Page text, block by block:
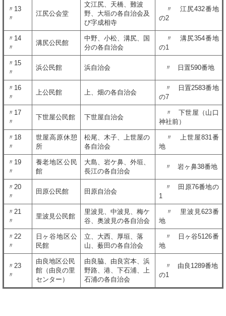
〃13
〃
江尻公会堂
文江尻、天橋、難波
野、大垣の各自治会及
び字成相寺
〃 江尻432番地
の2
〃14
〃
溝尻公民館
中野、小松、溝尻、国
分の各自治会
〃 溝尻354番地
の1
〃15
〃
浜公民館 浜自治会 〃 日置590番地
〃16
〃
上公民館 上、畑の各自治会
〃 日置2583番地
の7
〃17
〃
下世屋公民館 下世屋自治会
〃 下世屋（山口
神社前）
〃18
〃
世屋高原休憩
所
松尾、木子、上世屋の
各自治会
〃 上世屋831番
地
〃19
〃
養老地区公民
館
大島、岩ケ鼻、外垣、
長江の各自治会
〃 岩ヶ鼻38番地
〃20
〃
田原公民館 田原自治会
〃 田原76番地の
1
〃21
〃
里波見公民館
里波見、中波見、梅ケ
谷、奥波見の各自治会
〃 里波見623番
地
〃22
〃
日ヶ谷地区公
民館
立、大西、厚垣、落
山、薮田の各自治会
〃 日ヶ谷5126番
地
〃23
〃
由良地区公民
館（由良の里
センター）
由良脇、由良宮本、浜
野路、港、下石浦、上
石浦の各自治会
〃 由良1289番地
の1